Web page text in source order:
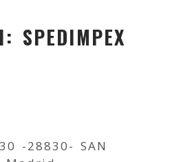
SPEDIMPEX
-28830- SAN